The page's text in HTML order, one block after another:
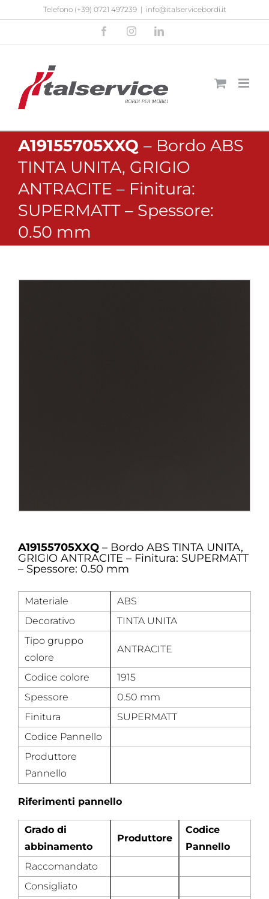
contenuto
Telefono (+39) 0721 497239 | info@italservicebordi.it
FacebookInstagramLinkedIn
A19155705XXQ – Bordo ABS
TINTA UNITA, GRIGIO
ANTRACITE – Finitura:
SUPERMATT – Spessore:
0.50 mm
A19155705XXQ – Bordo ABS TINTA UNITA,
GRIGIO ANTRACITE – Finitura: SUPERMATT
– Spessore: 0.50 mm
Materiale
ABS
Decorativo
TINTA UNITA
Tipo gruppo
colore
ANTRACITE
Codice colore
1915
Spessore
0.50 mm
Finitura
SUPERMATT
Codice Pannello
Produttore
Pannello
Riferimenti pannello
Grado di
abbinamento
Produttore
Codice
Pannello
Raccomandato
Consigliato